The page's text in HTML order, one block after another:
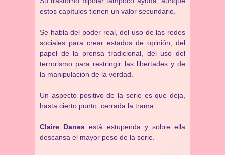
estos capítulos tienen un valor secundario.
Se habla del poder real, del uso de las redes
sociales para crear estados de opinión, del
papel de la prensa tradicional, del uso del
terrorismo para restringir las libertades y de
la manipulación de la verdad.
Un aspecto positivo de la serie es que deja,
hasta cierto punto, cerrada la trama.
Claire Danes está estupenda y sobre ella
descansa el mayor peso de la serie.